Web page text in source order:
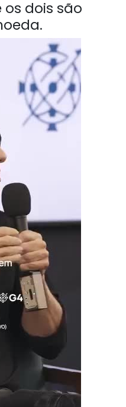
os dois são